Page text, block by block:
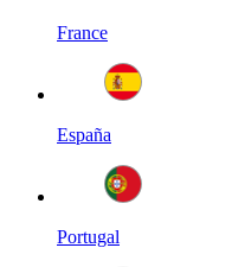
France
España
Portugal